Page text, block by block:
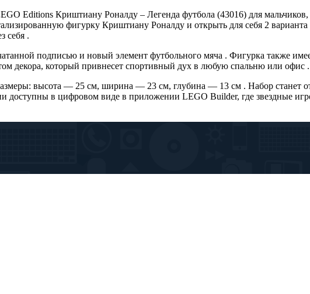
Editions Криштиану Роналду – Легенда футбола (43016) для
фигурку Криштиану Роналду и открыть для себя 2
себя .
подписью и новый элемент футбольного мяча . Фигурка также
декора, который привнесет спортивный дух в любую спальню или офис .
высота — 25 см, ширина — 23 см, глубина — 13 см . Набор станет
доступны в цифровом виде в приложении LEGO Builder, где звездные